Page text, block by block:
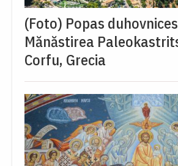
(Foto) Popas
Mănăstirea
Corfu, Grecia